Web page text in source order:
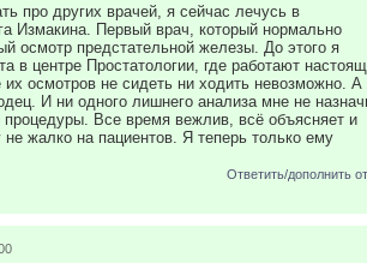
про других врачей, я сейчас лечусь в
Измакина. Первый врач, который нормально
осмотр предстательной железы. До этого я
в центре Простатологии, где работают
осмотров не сидеть ни ходить невозможно. А
И ни одного лишнего анализа мне не
процедуры. Все время вежлив, всё объясняет и
не жалко на пациентов. Я теперь только ему
Ответить/дополнить